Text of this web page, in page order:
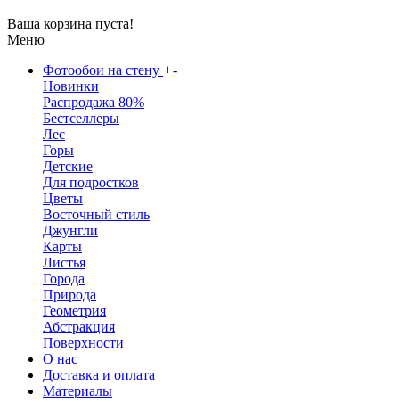
Ваша корзина пуста!
Меню
Фотообои на стену +-
Новинки
Распродажа 80%
Бестселлеры
Лес
Горы
Детские
Для подростков
Цветы
Восточный стиль
Джунгли
Карты
Листья
Города
Природа
Геометрия
Абстракция
Поверхности
О нас
Доставка и оплата
Материалы